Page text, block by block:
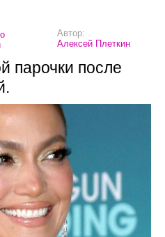
Автор:
Алексей Плеткин
парочки после